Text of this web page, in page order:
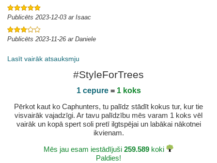
Publicēts 2023-12-03 ar Isaac
Publicēts 2023-11-26 ar Daniele
Lasīt vairāk atsauksmju
#StyleForTrees
1 cepure= 1 koks
Pērkot kaut ko Caphunters, tu palīdz stādīt kokus tur, kur tie
visvairāk vajadzīgi. Ar tavu palīdzību mēs varam 1 koks vēl
vairāk un kopā spert soli pretī ilgtspējai un labākai nākotnei
ikvienam.
Mēs jau esam iestādījuši 259.589 koki
Paldies!